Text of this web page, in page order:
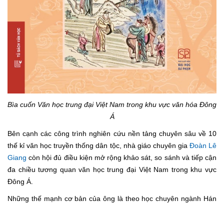
Bìa cuốn Văn học trung đại Việt Nam trong khu vực văn hóa Đông
Á
Bên cạnh các công trình nghiên cứu nền tảng chuyên sâu về 10
thế kỉ văn học truyền thống dân tộc, nhà giáo chuyên gia Đoàn Lê
Giang còn hội đủ điều kiện mở rộng khảo sát, so sánh và tiếp cận
đa chiều tương quan văn học trung đại Việt Nam trong khu vực
Đông Á.
Những thế mạnh cơ bản của ông là theo học chuyên ngành Hán